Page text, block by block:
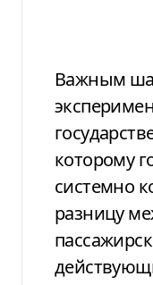
Важным
которому
системно
разницу